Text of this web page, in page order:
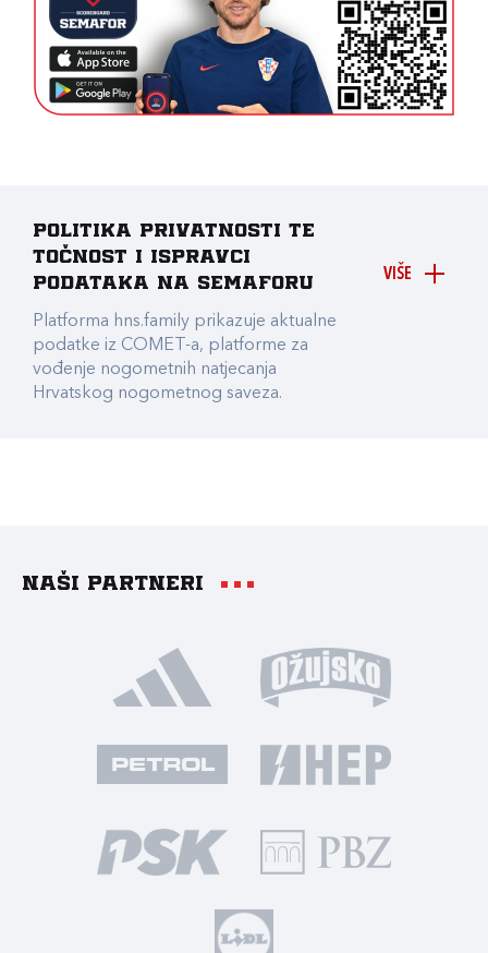
VIŠE
Politika privatnosti te
točnost i ispravci
podataka na Semaforu
Platforma hns.family prikazuje aktualne
podatke iz COMET-a, platforme za
vođenje nogometnih natjecanja
Hrvatskog nogometnog saveza.
Naši partneri